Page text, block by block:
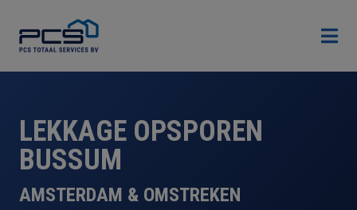

LEKKAGE OPSPOREN
BUSSUM
AMSTERDAM & OMSTREKEN